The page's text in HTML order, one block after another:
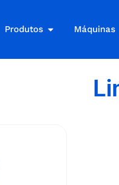
Produtos Máquinas